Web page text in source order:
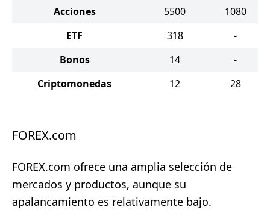
Acciones
5500
1080
ETF
318
-
Bonos
14
-
Criptomonedas
12 28
FOREX.com
FOREX.com ofrece una amplia selección de
mercados y productos, aunque su
apalancamiento es relativamente bajo.